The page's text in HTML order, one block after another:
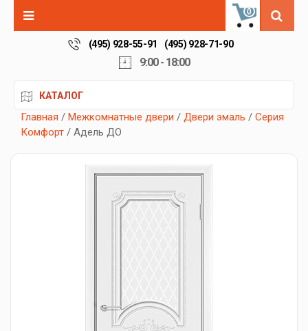
0
(495) 928-55-91 (495) 928-71-90
9:00 - 18:00
КАТАЛОГ
Главная / Межкомнатные двери / Двери эмаль / Серия
Комфорт / Адель ДО